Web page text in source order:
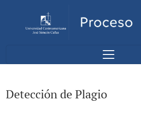
Detección de Plagio